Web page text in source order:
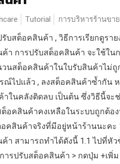
Tutorial การบริหารร้านขา
รับสต็อคสินค้า , วิธีการเรียกดูรา
า การปรับสต็อคสินค้า จะใช้ใน
วนสต็อคสินค้าในใบรับสินค้าไม่ถู
ณ์ไปแล้ว , ลงสต็อคสินค้าซ้ำกัน
ในคลังติดลบ เป็นต้น ซึ่งวิธีนี้จะ
อคสินค้าคงเหลือในระบบถูกต้อ
คสินค้าจริงที่มีอยู่หน้าร้านนะคะ
า สามารถทำได้ดังนี้ 1.1 ไปที่หั
ารปรับสต็อคสินค้า > กดปุ่ม +เพิ่ม